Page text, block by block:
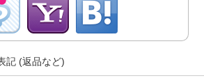
記 (返品など)